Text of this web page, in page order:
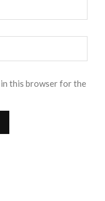
in this browser for the